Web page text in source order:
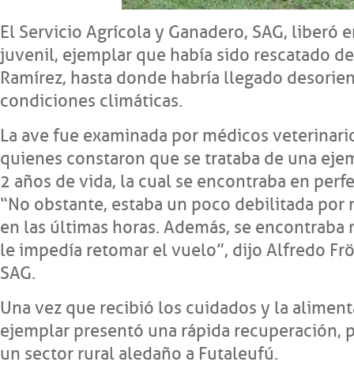
El Servicio Agrícola y Ganadero, SAG, liberó
juvenil, ejemplar que había sido rescatado
Ramírez, hasta donde habría llegado
condiciones climáticas.
La ave fue examinada por médicos
quienes constaron que se trataba de una
2 años de vida, la cual se encontraba en
“No obstante, estaba un poco debilitada
en las últimas horas. Además, se
le impedía retomar el vuelo”, dijo Alfredo
SAG.
Una vez que recibió los cuidados y la
ejemplar presentó una rápida recuperación,
un sector rural aledaño a Futaleufú.